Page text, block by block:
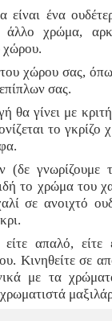
είναι ένα
άλλο χρώμα,
χώρου.
χώρου σας,
σας.
γίνει με
το γκρίζο
(δε γνωρίζουμε
το χρώμα του
σε ανοιχτό
απαλό,
Κινηθείτε σε
με τα